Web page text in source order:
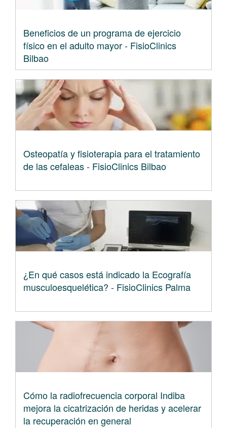
Beneficios de un programa de ejercicio
físico en el adulto mayor - FisioClinics
Bilbao
Osteopatía y fisioterapia para el tratamiento
de las cefaleas - FisioClinics Bilbao
¿En qué casos está indicado la Ecografía
musculoesquelética? - FisioClinics Palma
Cómo la radiofrecuencia corporal Indiba
mejora la cicatrización de heridas y acelerar
la recuperación en general